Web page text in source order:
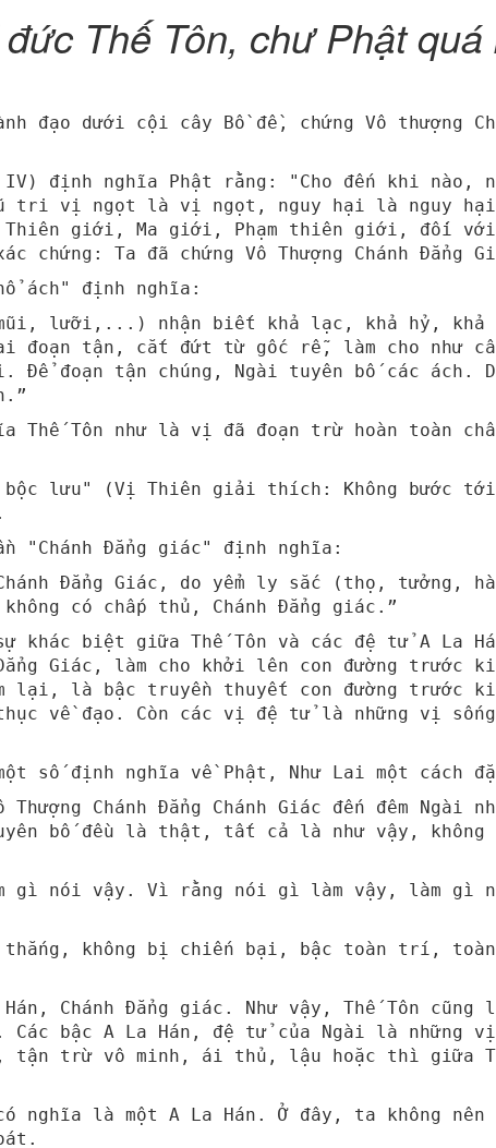
Thế Tôn, chư Phật
đạo dưới cội cây Bồ đề, chứng Vô thượng
IV) định nghĩa Phật rằng: "Cho đến khi nào,
tri vị ngọt là vị ngọt, nguy hại là nguy
giới, Ma giới, Phạm thiên giới, đối với
Ta đã chứng Vô Thượng Chánh Đẳng
ách" định nghĩa:
mũi, lưỡi,...) nhận biết khả lạc, khả hỷ,
đoạn tận, cắt đứt từ gốc rễ, làm cho như
đoạn tận chúng, Ngài tuyên bố các ách.
Thế Tôn như là vị đã đoạn trừ hoàn toàn
bộc lưu" (Vị Thiên giải thích: Không bước
"Chánh Đẳng giác" định nghĩa:
Đẳng Giác, do yểm ly sắc (thọ, tưởng,
có chấp thủ, Chánh Đẳng giác.”
khác biệt giữa Thế Tôn và các đệ tử A La
Giác, làm cho khởi lên con đường trước
lại, là bậc truyền thuyết con đường trước
về đạo. Còn các vị đệ tử là những vị
số định nghĩa về Phật, Như Lai một cách
Chánh Đẳng Chánh Giác đến đêm Ngài
bố đều là thật, tất cả là như vậy, không
gì nói vậy. Vì rằng nói gì làm vậy, làm gì
không bị chiến bại, bậc toàn trí,
Chánh Đẳng giác. Như vậy, Thế Tôn cũng
bậc A La Hán, đệ tử của Ngài là những
tận trừ vô minh, ái thủ, lậu hoặc thì giữa
nghĩa là một A La Hán. Ở đây, ta không nên